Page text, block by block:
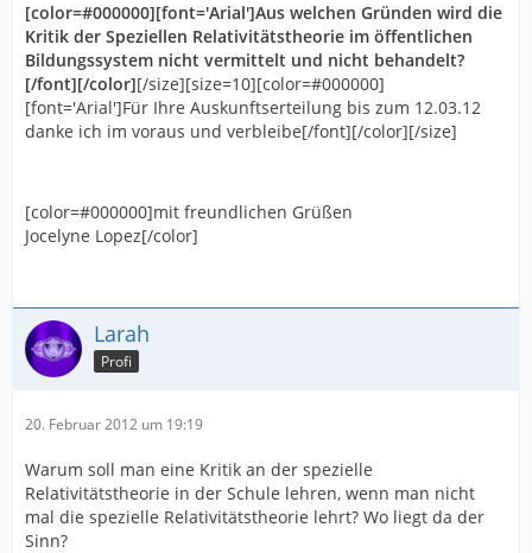
[color=#000000][font='Arial']Aus welchen Gründen wird die
Kritik der Speziellen Relativitätstheorie im öffentlichen
Bildungssystem nicht vermittelt und nicht behandelt?
[/font][/color][/size][size=10][color=#000000]
[font='Arial']Für Ihre Auskunftserteilung bis zum 12.03.12
danke ich im voraus und verbleibe[/font][/color][/size]
[color=#000000]mit freundlichen Grüßen
Jocelyne Lopez[/color]
Larah
Profi
20. Februar 2012 um 19:19
Warum soll man eine Kritik an der spezielle
Relativitätstheorie in der Schule lehren, wenn man nicht
mal die spezielle Relativitätstheorie lehrt? Wo liegt da der
Sinn?